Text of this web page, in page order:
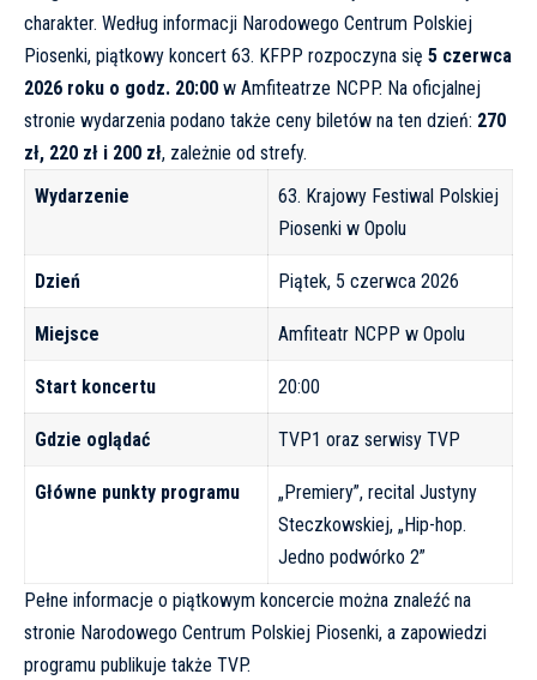
charakter. Według informacji Narodowego Centrum Polskiej
Piosenki, piątkowy koncert 63. KFPP rozpoczyna się 5 czerwca
2026 roku o godz. 20:00 w Amfiteatrze NCPP. Na oficjalnej
stronie wydarzenia podano także ceny biletów na ten dzień: 270
zł, 220 zł i 200 zł, zależnie od strefy.
Wydarzenie
63. Krajowy Festiwal Polskiej
Piosenki w Opolu
Dzień Piątek, 5 czerwca 2026
Miejsce Amfiteatr NCPP w Opolu
Start koncertu 20:00
Gdzie oglądać TVP1 oraz serwisy TVP
Główne punkty programu
„Premiery”, recital Justyny
Steczkowskiej, „Hip-hop.
Jedno podwórko 2”
Pełne informacje o piątkowym koncercie można znaleźć na
stronie Narodowego Centrum Polskiej Piosenki, a zapowiedzi
programu publikuje także TVP.